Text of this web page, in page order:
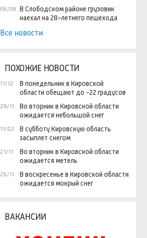
06/08 В Слободском районе грузовик
наехал на 28-летнего пешехода
Все новости
ПОХОЖИЕ НОВОСТИ
11/12
В понедельник в Кировской
области обещают до -22 градусов
28/11
Во вторник в Кировской области
ожидается небольшой снег
11/02
В субботу Кировскую область
засыплет снегом
21/11
Во вторник в Кировской области
ожидается метель
26/11
В воскресенье в Кировской области
ожидается мокрый снег
ВАКАНСИИ